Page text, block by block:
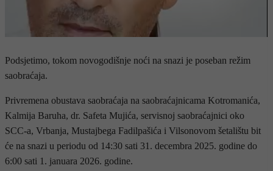
Podsjetimo, tokom novogodišnje noći na snazi je poseban režim
saobraćaja.
Privremena obustava saobraćaja na saobraćajnicama Kotromanića,
Kalmija Baruha, dr. Safeta Mujića, servisnoj saobraćajnici oko
SCC-a, Vrbanja, Mustajbega Fadilpašića i Vilsonovom šetalištu bit
će na snazi u periodu od 14:30 sati 31. decembra 2025. godine do
6:00 sati 1. januara 2026. godine.